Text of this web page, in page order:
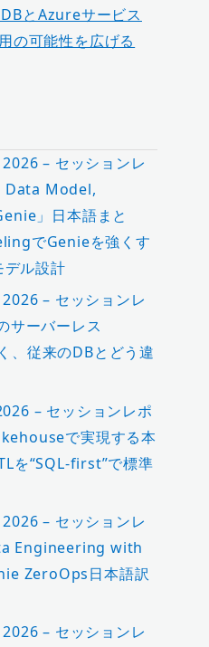
とAzureサービス
の可能性を広げる
– セッションレ
Data Model,
」日本語まと
でGenieを強くす
デル設計
– セッションレ
サーバーレス
、従来のDBとどう違
– セッションレポ
で実現する本
を“SQL-first”で標準
– セッションレ
Engineering with
ZeroOps日本語訳
– セッションレ